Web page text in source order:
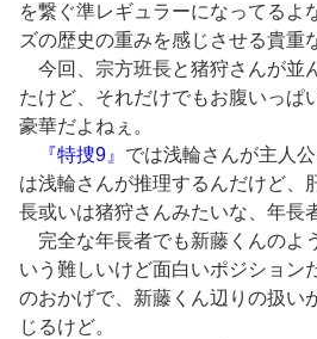
を繋ぐ準レギュラーになってるよ
ズの歴史の重みを感じさせる貴重
今回、宗方班長と猪狩さんが並
たけど、それだけでもお腹いっ
豪華だよねぇ。
『特捜9』 では浅輪さんが主人
は浅輪さんが推理するんだけど、
長或いは猪狩さんみたいな、年長
完全な年長者でも新藤くんのよ
いう難しいけど面白いポジション
のおかげで、新藤くん辺りの扱い
じるけど。